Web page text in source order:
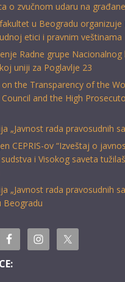
o zvučnom udaru na
u Beogradu organizuje
etici i pravnim veštinama
Radne grupe
uniji za Poglavlje 23
on the Transparency of the
Council and the High
„Javnost rada pravosudnih
CEPRIS-ov “Izveštaj o
i Visokog saveta
„Javnost rada pravosudnih
Beogradu